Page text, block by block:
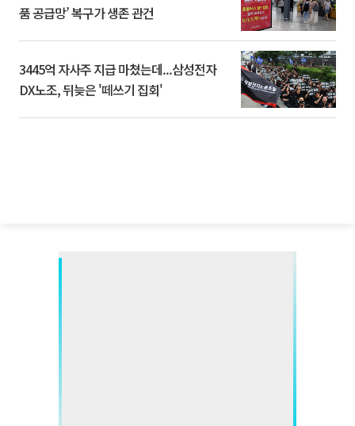
품 공급망’ 복구가 생존 관건
3445억 자사주 지급 마쳤는데...삼성전자
DX노조, 뒤늦은 '떼쓰기 집회'